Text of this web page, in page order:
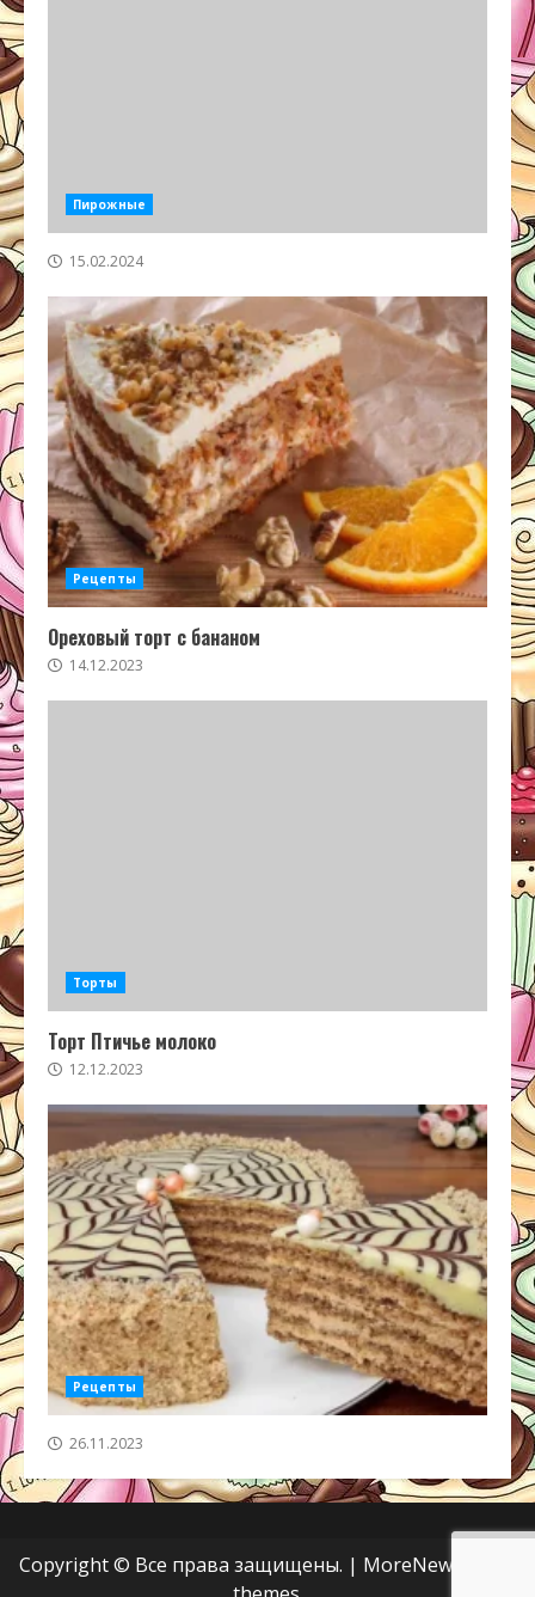
Пирожные
15.02.2024
Рецепты
Ореховый торт с бананом
14.12.2023
Торты
Торт Птичье молоко
12.12.2023
Рецепты
26.11.2023
Copyright © Все права защищены. | MoreNews